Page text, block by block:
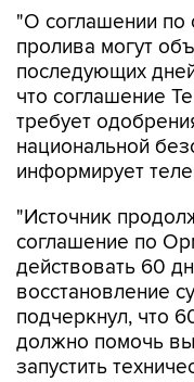
"О соглашении по
пролива могут
последующих
что соглашение
требует
национальной
информирует
"Источник
соглашение по
действовать 60
восстановление
подчеркнул, что
должно помочь
запустить